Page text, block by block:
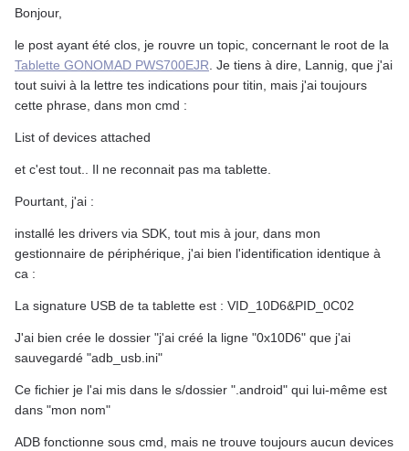
Bonjour,
le post ayant été clos, je rouvre un topic, concernant le root de la
Tablette GONOMAD PWS700EJR. Je tiens à dire, Lannig, que j'ai
tout suivi à la lettre tes indications pour titin, mais j'ai toujours
cette phrase, dans mon cmd :
List of devices attached
et c'est tout.. Il ne reconnait pas ma tablette.
Pourtant, j'ai :
installé les drivers via SDK, tout mis à jour, dans mon
gestionnaire de périphérique, j'ai bien l'identification identique à
ca :
La signature USB de ta tablette est : VID_10D6&PID_0C02
J'ai bien crée le dossier "j'ai créé la ligne "0x10D6" que j'ai
sauvegardé "adb_usb.ini"
Ce fichier je l'ai mis dans le s/dossier ".android" qui lui-même est
dans "mon nom"
ADB fonctionne sous cmd, mais ne trouve toujours aucun devices